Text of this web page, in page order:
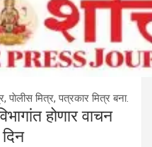
पाेलीस मित्र, पत्रकार मित्र बना.
होणार वाचन